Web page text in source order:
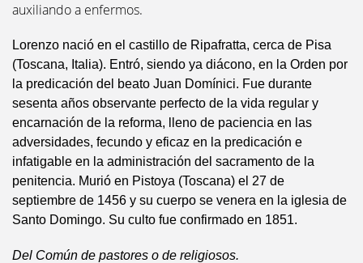
auxiliando a enfermos.
Lorenzo nació en el castillo de Ripafratta, cerca de Pisa
(Toscana, Italia). Entró, siendo ya diácono, en la Orden por
la predicación del beato Juan Domínici. Fue durante
sesenta años observante perfecto de la vida regular y
encarnación de la reforma, lleno de paciencia en las
adversidades, fecundo y eficaz en la predicación e
infatigable en la administración del sacramento de la
penitencia. Murió en Pistoya (Toscana) el 27 de
septiembre de 1456 y su cuerpo se venera en la iglesia de
Santo Domingo. Su culto fue confirmado en 1851.
Del Común de pastores o de religiosos.